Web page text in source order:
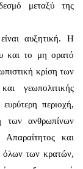
μεταξύ της
αυξητική. Η
και το μη ορατό
κρίση των
γεωπολιτικής
περιοχή,
των ανθρωπίνων
και
όλων των κρατών,